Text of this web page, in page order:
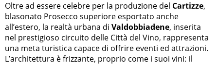
Oltre ad essere celebre per la produzione del Cartizze,
blasonato Prosecco superiore esportato anche
all’estero, la realtà urbana di Valdobbiadene, inserita
nel prestigioso circuito delle Città del Vino, rappresenta
una meta turistica capace di offrire eventi ed attrazioni.
L’architettura è frizzante, proprio come i suoi vini: il